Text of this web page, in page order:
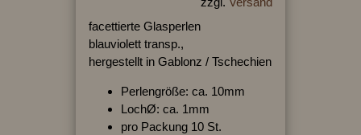
facettierte Glasperlen
blauviolett transp.,
hergestellt in Gablonz / Tschechien
Perlengröße: ca. 10mm
LochØ: ca. 1mm
pro Packung 10 St.